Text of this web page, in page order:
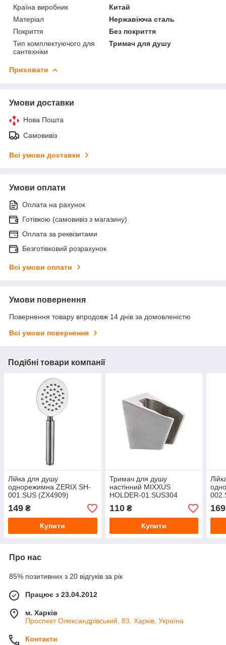
Країна виробник
Китай
Матеріал
Нержавіюча сталь
Покриття
Без покриття
Тип комплектуючого для
сантехніки
Тримач для душу
Приховати
Умови доставки
Нова Пошта
Самовивіз
Всі умови доставки
Умови оплати
Оплата на рахунок
Готівкою (самовивіз з магазину)
Оплата за реквізитами
Безготівковий розрахунок
Всі умови оплати
Умови повернення
Повернення товару впродовж 14 днів за домовленістю
Всі умови повернення
Подібні товари компанії
Лійка для душу
однорежимна ZERIX SH-
001.SUS (ZX4909)
нерж.сталь сатин, Ø100
мм
149 ₴
Купити
Тримач для душу
настінний MIXXUS
HOLDER-01.SUS304
(SS0060) нерж.сталь
сатин
110₴
Купити
169
Про нас
85% позитивних з 20 відгуків за рік
Працює з 23.04.2012
м. Харків
Проспект Олександрівський, 83, Харків, Україна
Контакти